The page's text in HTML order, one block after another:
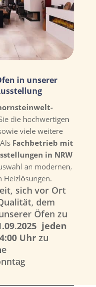
in unserer
die hochwertigen
viele weitere
Fachbetrieb mit
in NRW
an modernen,
sich vor Ort
dem
Öfen zu
jeden
Uhrzu